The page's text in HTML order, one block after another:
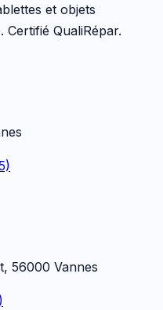
et objets
Certifié QualiRépar.
56000 Vannes